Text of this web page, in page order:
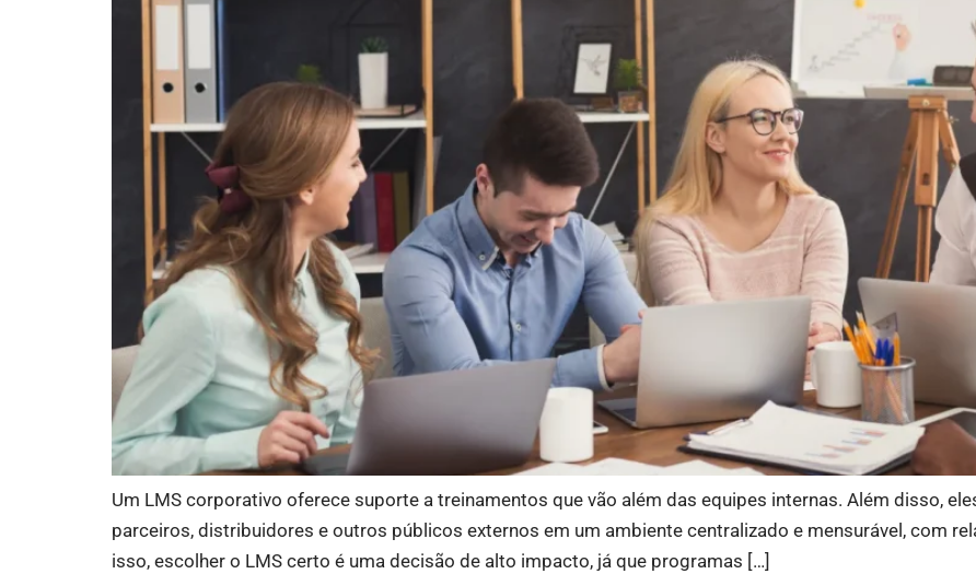
Um LMS corporativo oferece suporte a treinamentos que vão além das equipes internas. Além disso,
parceiros, distribuidores e outros públicos externos em um ambiente centralizado e mensurável, com
isso, escolher o LMS certo é uma decisão de alto impacto, já que programas […]